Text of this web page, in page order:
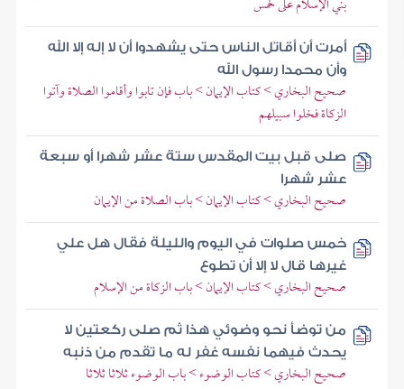
أمرت أن أقاتل الناس حتى يشهدوا أن لا إله إلا الله
وأن محمدا رسول الله
صحيح البخاري > كتاب الإيمان > باب فإن تابوا وأقاموا الصلاة وآتوا
الزكاة فخلوا سبيلهم
صلى قبل بيت المقدس ستة عشر شهرا أو سبعة
عشر شهرا
صحيح البخاري > كتاب الإيمان > باب الصلاة من الإيمان
خمس صلوات في اليوم والليلة فقال هل علي
غيرها قال لا إلا أن تطوع
صحيح البخاري > كتاب الإيمان > باب الزكاة من الإسلام
من توضأ نحو وضوئي هذا ثم صلى ركعتين لا
يحدث فيهما نفسه غفر له ما تقدم من ذنبه
صحيح البخاري > كتاب الوضوء > باب الوضوء ثلاثا ثلاثا